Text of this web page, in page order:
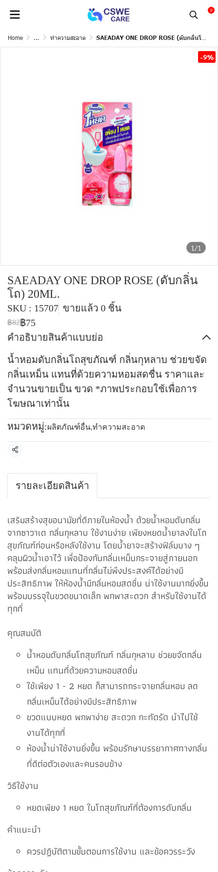
0
Home ... ทำความสะอาด SAEADAY ONE DROP ROSE (ดับกลิ่นโถ) 20ML.
1/1
-9%
SAEADAY ONE DROP ROSE (ดับกลิ่น
โถ) 20ML.
SKU : 15707 ขายแล้ว 0 ชิ้น
฿82฿75
คำอธิบายสินค้าแบบย่อ
น้ำหอมดับกลิ่นโถสุขภัณฑ์ กลิ่นกุหลาบ ช่วยขจัด
กลิ่นเหม็น แทนที่ด้วยความหอมสดชื่น ราคาและ
จำนวนขายเป็น ขวด *ภาพประกอบใช้เพื่อการ
โฆษณาเท่านั้น
หมวดหมู่:ผลิตภัณฑ์อื่น,ทำความสะอาด
แชร์
รายละเอียดสินค้า
เสริมสร้างสุขอนามัยที่ดีภายในห้องน้ำ ด้วยน้ำหอมดับกลิ่น
จากซาวาเด กลิ่นกุหลาบ ใช้งานง่าย เพียงหยดน้ำยาลงในโถ
สุขภัณฑ์ก่อนหรือหลังใช้งาน โดยน้ำยาจะสร้างฟิล์มบาง ๆ
คลุมผิวน้ำเอาไว้ เพื่อป้องกันกลิ่นเหม็นกระจายสู่ภายนอก
พร้อมส่งกลิ่นหอมแทนที่กลิ่นไม่พึงประสงค์ได้อย่างมี
ประสิทธิภาพ ให้ห้องน้ำมีกลิ่นหอมสดชื่น น่าใช้งานมากยิ่งขึ้น
พร้อมบรรจุในขวดขนาดเล็ก พกพาสะดวก สำหรับใช้งานได้
ทุกที่
คุณสมบัติ
น้ำหอมดับกลิ่นโถสุขภัณฑ์ กลิ่นกุหลาบ ช่วยขจัดกลิ่น
เหม็น แทนที่ด้วยความหอมสดชื่น
ใช้เพียง 1 - 2 หยด ก็สามารถกระจายกลิ่นหอม ลด
กลิ่นเหม็นได้อย่างมีประสิทธิภาพ
ขวดแบบหยด พกพาง่าย สะดวก กะทัดรัด นำไปใช้
งานได้ทุกที่
ห้องน้ำน่าใช้งานยิ่งขึ้น พร้อมรักษาบรรยากาศทางกลิ่น
ที่ดีต่อตัวเองและคนรอบข้าง
วิธีใช้งาน
หยดเพียง 1 หยด ในโถสุขภัณฑ์ที่ต้องการดับกลิ่น
คำแนะนำ
ควรปฏิบัติตามขั้นตอนการใช้งาน และข้อควรระวัง